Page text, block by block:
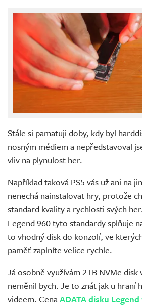
Stále si pamatuji doby, kdy byl
nosným médiem a nepředstavoval
vliv na plynulost her.
Například taková PS5 vás už ani na
nenechá nainstalovat hry, protože
standard kvality a rychlosti svých
Legend 960 tyto standardy splňuje
to vhodný disk do konzolí, ve
paměť zaplníte velice rychle.
Já osobně využívám 2TB NVMe
neměnil bych. Je to znát jak u hraní
videem. CenaADATA disku Legend